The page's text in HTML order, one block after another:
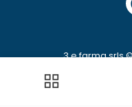
3 e farma srls